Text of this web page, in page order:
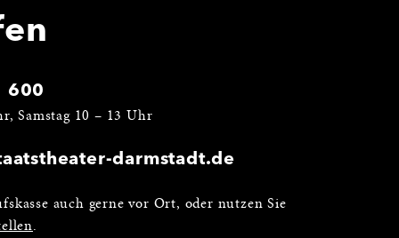
600
Samstag 10 – 13 Uhr
darmstadt.de
auch gerne vor Ort, oder nutzen Sie
.